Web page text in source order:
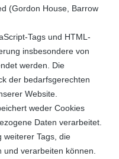
(Gordon House, Barrow
Tags und HTML-
insbesondere von
werden. Die
der bedarfsgerechten
Website.
weder Cookies
Daten verarbeitet.
weiterer Tags, die
verarbeiten können.